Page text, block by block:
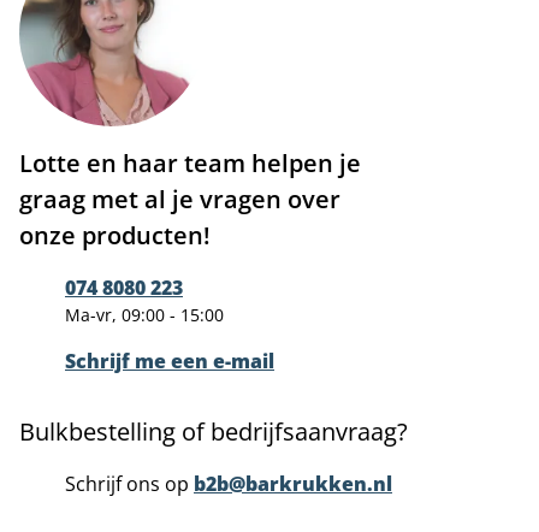
Lotte en haar team helpen je
graag met al je vragen over
onze producten!
074 8080 223
Ma-vr, 09:00 - 15:00
Schrijf me een e-mail
Bulkbestelling of bedrijfsaanvraag?
Schrijf ons op b2b@barkrukken.nl